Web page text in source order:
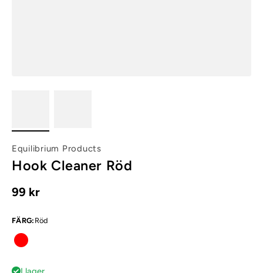
Equilibrium Products
Hook Cleaner Röd
99 kr
FÄRG: Röd